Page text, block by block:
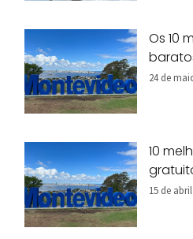
Os 10
24 de
10
15 de